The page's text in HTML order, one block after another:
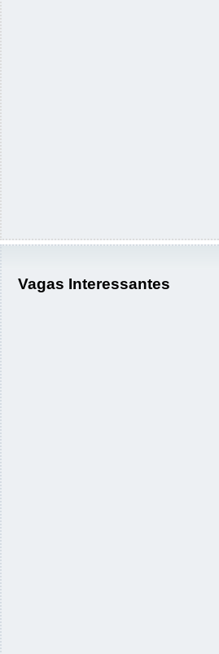
Vagas Interessantes